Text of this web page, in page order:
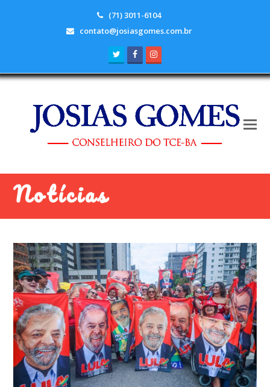
(71) 3011-6104
contato@josiasgomes.com.br
TwitterFacebook
Notícias